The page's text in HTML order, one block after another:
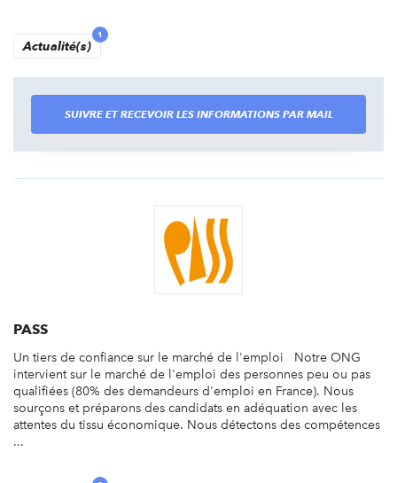
Actualité(s)
1
SUIVRE ET RECEVOIR LES INFORMATIONS PAR MAIL
PASS
Un tiers de confiance sur le marché de l'emploi Notre ONG
intervient sur le marché de l'emploi des personnes peu ou pas
qualifiées (80% des demandeurs d'emploi en France). Nous
sourçons et préparons des candidats en adéquation avec les
attentes du tissu économique. Nous détectons des compétences
...